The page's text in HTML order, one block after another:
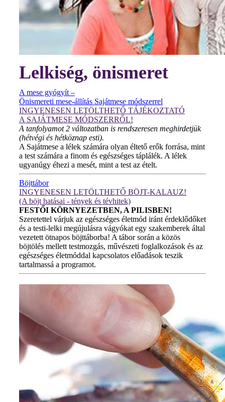
Lelkiség, önismeret
A mese gyógyít –
Önismereti mese-állítás Sajátmese módszerrel
INGYENESEN LETÖLTHETŐ TÁJÉKOZTATÓ
A SAJÁTMESE MÓDSZERRŐL!
A tanfolyamot 2 változatban is rendszeresen meghirdetjük
(hétvégi és hétköznap esti).
A Sajátmese a lélek számára olyan éltető erők forrása, mint
a test számára a finom és egészséges táplálék. A lélek
ugyanúgy éhezi a mesét, mint a test az ételt.
Böjttábor
INGYENESEN LETÖLTHETŐ BÖJT-KALAUZ!
(A böjt hatásai - tények és tévhitek)
FESTŐI KÖRNYEZETBEN, A PILISBEN!
Szeretettel várjuk az egészséges életmód iránt érdeklődőket
és a testi-lelki megújulásra vágyókat egy szakemberek által
vezetett ötnapos böjttáborba! A tábor során a közös
böjtölés mellett testmozgás, művészeti foglalkozások és az
egészséges életmóddal kapcsolatos előadások teszik
tartalmassá a programot.